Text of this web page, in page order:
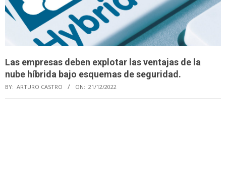
Las empresas deben explotar las ventajas de la
nube híbrida bajo esquemas de seguridad.
BY: ARTURO CASTRO ON: 21/12/2022